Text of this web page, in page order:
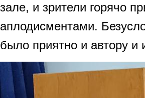
зале, и зрители горячо
аплодисментами.
было приятно и автору и